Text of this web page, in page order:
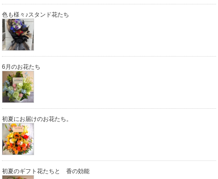
色も様々♪スタンド花たち
6月のお花たち
初夏にお届けのお花たち。
初夏のギフト花たちと 香の効能